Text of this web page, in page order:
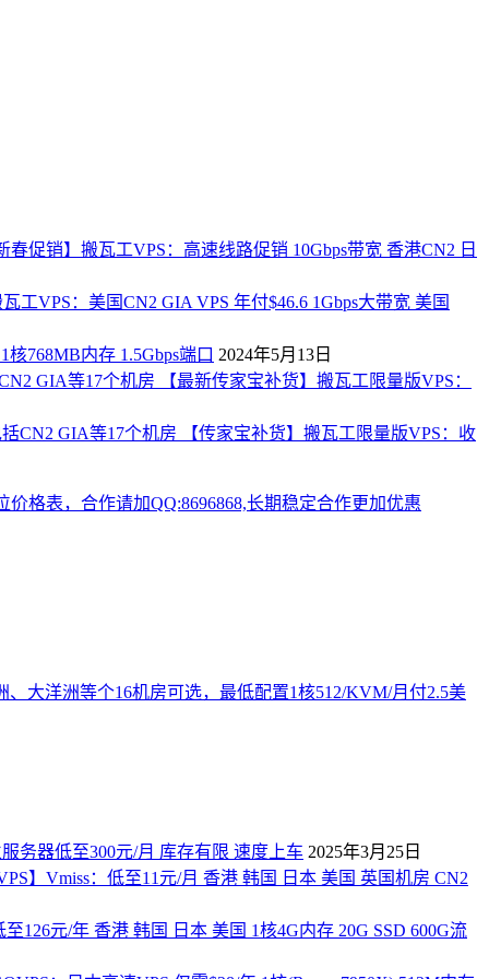
春促销】搬瓦工VPS：高速线路促销 10Gbps带宽 香港CN2 日
瓦工VPS：美国CN2 GIA VPS 年付$46.6 1Gbps大带宽 美国
核768MB内存 1.5Gbps端口 2024年5月13日
【最新传家宝补货】搬瓦工限量版VPS：
【传家宝补货】搬瓦工限量版VPS：收
大洋洲等个16机房可选，最低配置1核512/KVM/月付2.5美
务器低至300元/月 库存有限 速度上车 2025年3月25日
】Vmiss：低至11元/月 香港 韩国 日本 美国 英国机房 CN2
126元/年 香港 韩国 日本 美国 1核4G内存 20G SSD 600G流